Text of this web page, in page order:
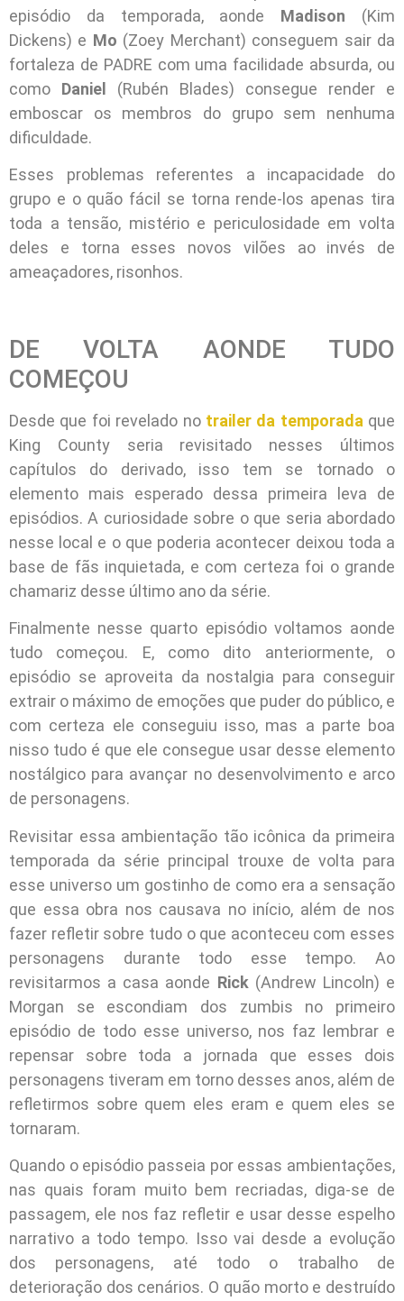
episódio da temporada, aonde Madison (Kim
Dickens) e Mo (Zoey Merchant) conseguem sair da
fortaleza de PADRE com uma facilidade absurda, ou
como Daniel (Rubén Blades) consegue render e
emboscar os membros do grupo sem nenhuma
dificuldade.
Esses problemas referentes a incapacidade do
grupo e o quão fácil se torna rende-los apenas tira
toda a tensão, mistério e periculosidade em volta
deles e torna esses novos vilões ao invés de
ameaçadores, risonhos.
DE VOLTA AONDE TUDO
COMEÇOU
Desde que foi revelado no trailer da temporada que
King County seria revisitado nesses últimos
capítulos do derivado, isso tem se tornado o
elemento mais esperado dessa primeira leva de
episódios. A curiosidade sobre o que seria abordado
nesse local e o que poderia acontecer deixou toda a
base de fãs inquietada, e com certeza foi o grande
chamariz desse último ano da série.
Finalmente nesse quarto episódio voltamos aonde
tudo começou. E, como dito anteriormente, o
episódio se aproveita da nostalgia para conseguir
extrair o máximo de emoções que puder do público, e
com certeza ele conseguiu isso, mas a parte boa
nisso tudo é que ele consegue usar desse elemento
nostálgico para avançar no desenvolvimento e arco
de personagens.
Revisitar essa ambientação tão icônica da primeira
temporada da série principal trouxe de volta para
esse universo um gostinho de como era a sensação
que essa obra nos causava no início, além de nos
fazer refletir sobre tudo o que aconteceu com esses
personagens durante todo esse tempo. Ao
revisitarmos a casa aonde Rick (Andrew Lincoln) e
Morgan se escondiam dos zumbis no primeiro
episódio de todo esse universo, nos faz lembrar e
repensar sobre toda a jornada que esses dois
personagens tiveram em torno desses anos, além de
refletirmos sobre quem eles eram e quem eles se
tornaram.
Quando o episódio passeia por essas ambientações,
nas quais foram muito bem recriadas, diga-se de
passagem, ele nos faz refletir e usar desse espelho
narrativo a todo tempo. Isso vai desde a evolução
dos personagens, até todo o trabalho de
deterioração dos cenários. O quão morto e destruído